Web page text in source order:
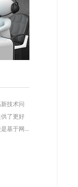
技术问
了更好
基于网